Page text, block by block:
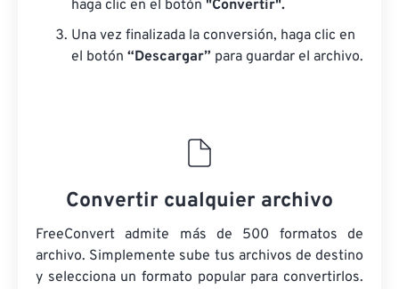
haga clic en el botón "Convertir".
Una vez finalizada la conversión, haga clic en
el botón “Descargar” para guardar el archivo.
Convertir cualquier archivo
FreeConvert admite más de 500 formatos de
archivo. Simplemente sube tus archivos de destino
y selecciona un formato popular para convertirlos.